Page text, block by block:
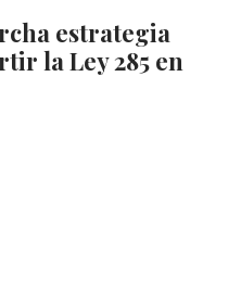
estrategia
la Ley 285 en